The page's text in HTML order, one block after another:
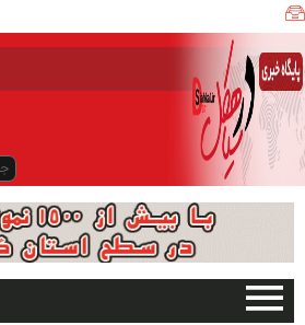
ا
ه
ک
ل
ز
و
د
و